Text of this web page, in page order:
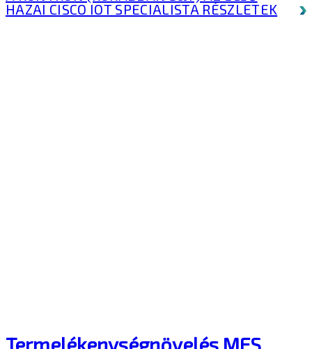
HAZAI CISCO IOT SPECIALISTA RÉSZLETEK